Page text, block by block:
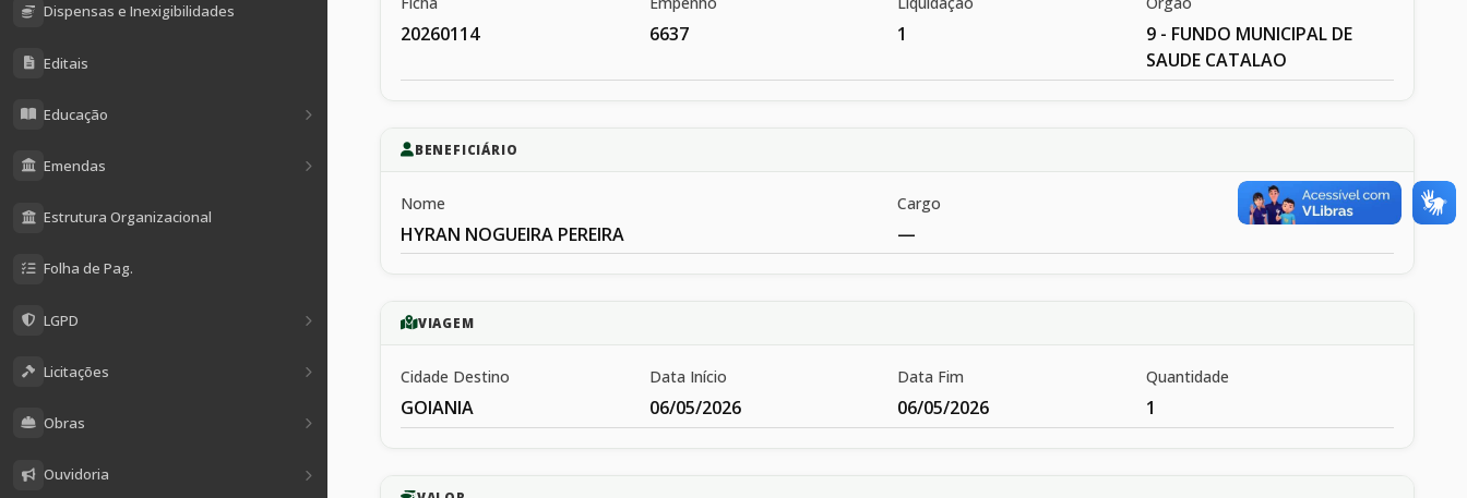
Dispensas e Inexigibilidades
Editais
Educação
Emendas
Estrutura Organizacional
Folha de Pag.
LGPD
Licitações
Obras
Ouvidoria
20260114 6637 1
9 - FUNDO MUNICIPAL DE
SAUDE CATALAO
BENEFICIÁRIO
Nome
HYRAN NOGUEIRA PEREIRA
Cargo
—
VIAGEM
Cidade Destino
GOIANIA
Data Início
06/05/2026
Data Fim
06/05/2026
Quantidade
1